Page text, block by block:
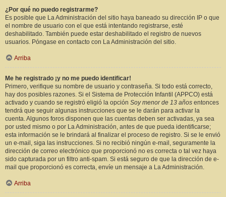
¿Por qué no puedo registrarme?
Es posible que La Administración del sitio haya baneado su dirección IP o que
el nombre de usuario con el que está intentando registrarse, esté
deshabilitado. También puede estar deshabilitado el registro de nuevos
usuarios. Póngase en contacto con La Administración del sitio.
Arriba
Me he registrado ¡y no me puedo identificar!
Primero, verifique su nombre de usuario y contraseña. Si todo está correcto,
hay dos posibles razones. Si el Sistema de Protección Infantil (APPCO) está
activado y cuando se registró eligió la opción Soy menor de 13 años entonces
tendrá que seguir algunas instrucciones que se le darán para activar la
cuenta. Algunos foros disponen que las cuentas deben ser activadas, ya sea
por usted mismo o por La Administración, antes de que pueda identificarse;
esta información se le brindará al finalizar el proceso de registro. Si se le envió
un e-mail, siga las instrucciones. Si no recibió ningún e-mail, seguramente la
dirección de correo electrónico que proporcionó no es correcta o tal vez haya
sido capturada por un filtro anti-spam. Si está seguro de que la dirección de e-
mail que proporcionó es correcta, envíe un mensaje a La Administración.
Arriba